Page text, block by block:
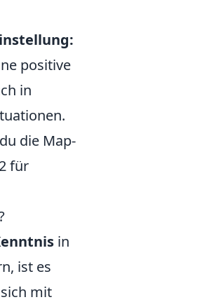
positive
in
die Map-
für
in
ist es
mit